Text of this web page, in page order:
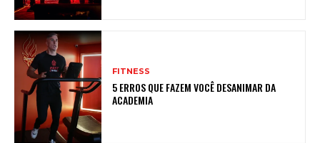
FITNESS
5 ERROS QUE FAZEM VOCÊ DESANIMAR DA
ACADEMIA